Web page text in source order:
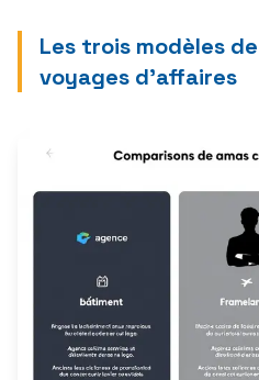
Les trois modèles
voyages d'affaires